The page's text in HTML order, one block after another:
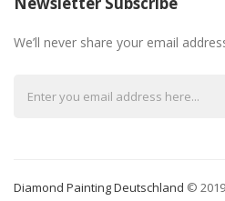
We’ll never share your email
Diamond Painting Deutschland ©